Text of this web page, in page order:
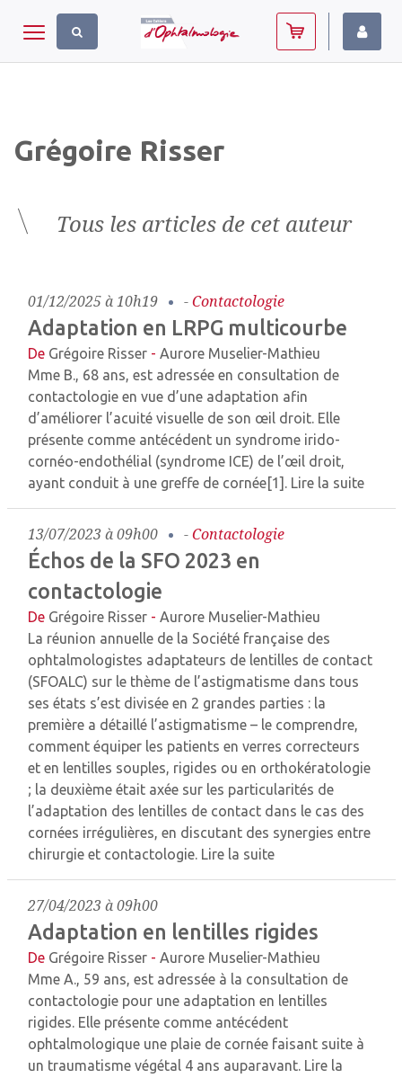
Toggle navigation
Grégoire Risser
Tous les articles de cet auteur
01/12/2025 à 10h19 -Contactologie
Adaptation en LRPG multicourbe
De Grégoire Risser - Aurore Muselier-Mathieu
Mme B., 68 ans, est adressée en consultation de
contactologie en vue d’une adaptation afin
d’améliorer l’acuité visuelle de son œil droit. Elle
présente comme antécédent un syndrome irido-
cornéo-endothélial (syndrome ICE) de l’œil droit,
ayant conduit à une greffe de cornée[1]. Lire la suite
13/07/2023 à 09h00 -Contactologie
Échos de la SFO 2023 en
contactologie
De Grégoire Risser - Aurore Muselier-Mathieu
La réunion annuelle de la Société française des
ophtalmologistes adaptateurs de lentilles de contact
(SFOALC) sur le thème de l’astigmatisme dans tous
ses états s’est divisée en 2 grandes parties : la
première a détaillé l’astigmatisme – le comprendre,
comment équiper les patients en verres correcteurs
et en lentilles souples, rigides ou en orthokératologie
; la deuxième était axée sur les particularités de
l’adaptation des lentilles de contact dans le cas des
cornées irrégulières, en discutant des synergies entre
chirurgie et contactologie. Lire la suite
27/04/2023 à 09h00
Adaptation en lentilles rigides
De Grégoire Risser - Aurore Muselier-Mathieu
Mme A., 59 ans, est adressée à la consultation de
contactologie pour une adaptation en lentilles
rigides. Elle présente comme antécédent
ophtalmologique une plaie de cornée faisant suite à
un traumatisme végétal 4 ans auparavant. Lire la
Panneau de gestion des cookies